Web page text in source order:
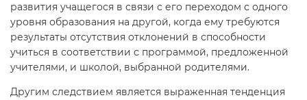
развития учащегося в связи с его переходом с одного
уровня образования на другой, когда ему требуются
результаты отсутствия отклонений в способности
учиться в соответствии с программой, предложенной
учителями, и школой, выбранной родителями.
Другим следствием является выраженная тенденция